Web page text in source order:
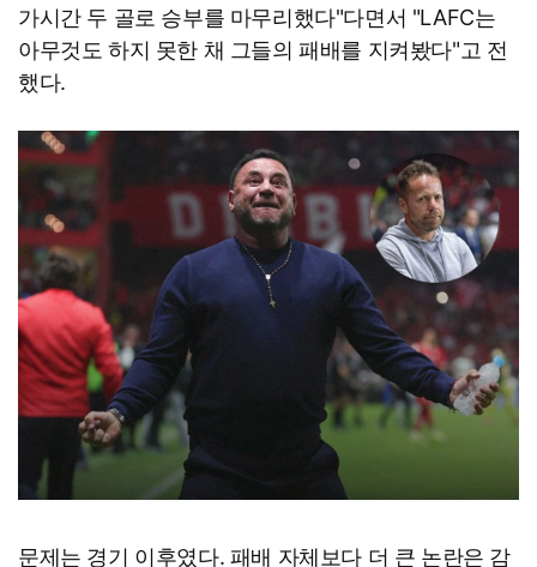
가시간 두 골로 승부를 마무리했다"다면서 "LAFC는
아무것도 하지 못한 채 그들의 패배를 지켜봤다"고 전
했다.
문제는 경기 이후였다. 패배 자체보다 더 큰 논란은 감